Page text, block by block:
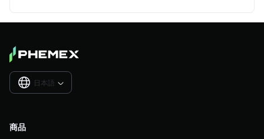
日本語 
商品